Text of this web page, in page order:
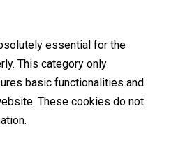
essential for the
This category only
basic functionalities and
These cookies do not